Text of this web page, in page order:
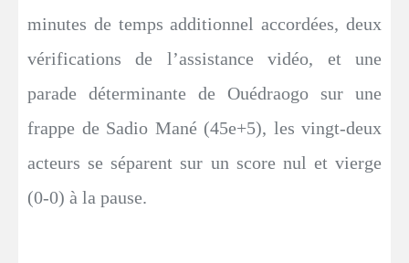
minutes de temps additionnel accordées, deux
vérifications de l’assistance vidéo, et une
parade déterminante de Ouédraogo sur une
frappe de Sadio Mané (45e+5), les vingt-deux
acteurs se séparent sur un score nul et vierge
(0-0) à la pause.